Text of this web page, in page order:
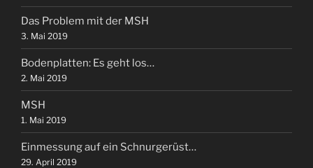
Das Problem mit der MSH
3. Mai 2019
Bodenplatten: Es geht los…
2. Mai 2019
MSH
1. Mai 2019
Einmessung auf ein Schnurgerüst…
29. April 2019